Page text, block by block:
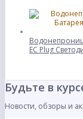
ЕС Plug
Будьте в
Новости, обзоры и